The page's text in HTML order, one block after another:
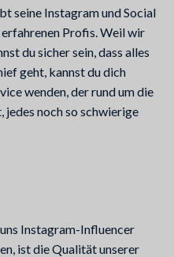
seine Instagram und Social
Profis. Weil wir
du sicher sein, dass alles
geht, kannst du dich
wenden, der rund um die
noch so schwierige
Instagram-Influencer
ist die Qualität unserer